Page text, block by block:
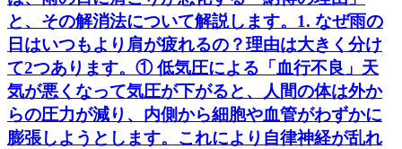
と、その解消法について解説します。1. なぜ雨の
日はいつもより肩が疲れるの？理由は大きく分け
て2つあります。① 低気圧による「血行不良」天
気が悪くなって気圧が下がると、人間の体は外か
らの圧力が減り、内側から細胞や血管がわずかに
膨張しようとします。これにより自律神経が乱れ